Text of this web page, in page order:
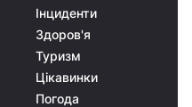
Інциденти
Здоров'я
Туризм
Цікавинки
Погода